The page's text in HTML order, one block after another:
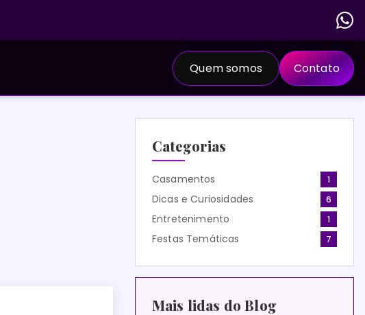
Quem somos Contato
Categorias
Casamentos 1
Dicas e Curiosidades 6
Entretenimento 1
Festas Temáticas 7
Mais lidas do Blog